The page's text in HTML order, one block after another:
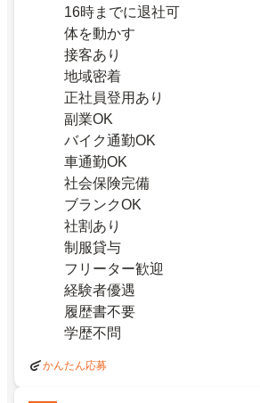
16時までに退社可
体を動かす
接客あり
地域密着
正社員登用あり
副業OK
バイク通勤OK
車通勤OK
社会保険完備
ブランクOK
社割あり
制服貸与
フリーター歓迎
経験者優遇
履歴書不要
学歴不問
かんたん応募